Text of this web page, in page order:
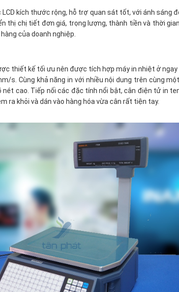
LCD kích thước rộng, hỗ trợ quan sát tốt, với ánh sáng
thị chị tiết đơn giá, trọng lượng, thành tiền và thời
của doanh nghiệp.
thiết kế tối ưu nên được tích hợp máy in nhiệt ở
s. Cùng khả năng in với nhiều nội dung trên cùng
nét cao. Tiếp nối các đặc tính nổi bật, cân điện tử in
ra khỏi và dán vào hàng hóa vừa cân rất tiện tay.